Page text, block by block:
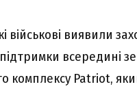
військові виявили
всередині
комплексу Patriot,